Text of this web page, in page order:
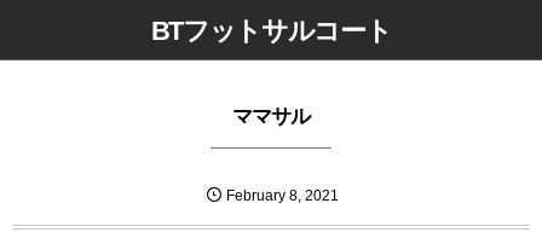
BTフットサルコート
ママサル
February 8 ,2021